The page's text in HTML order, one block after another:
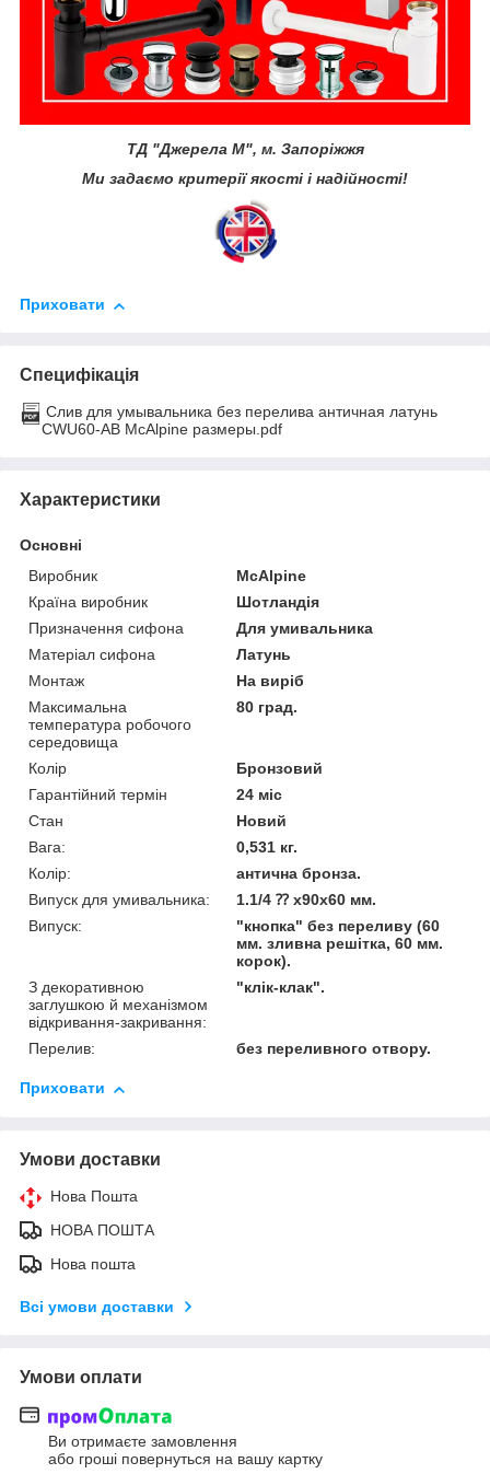
ТД "Джерела М", м. Запоріжжя
Ми задаємо критерії якості і надійності!
Приховати
Специфікація
Слив для умывальника без перелива античная латунь
CWU60-AB McAlpine размеры.pdf
Характеристики
Основні
Виробник
McAlpine
Країна виробник
Шотландія
Призначення сифона
Для умивальника
Матеріал сифона
Латунь
Монтаж
На виріб
Максимальна
температура робочого
середовища
80 град.
Колір
Бронзовий
Гарантійний термін
24 міс
Стан
Новий
Вага:
0,531 кг.
Колір:
антична бронза.
Випуск для умивальника:
1.1/4 ⁇ x90x60 мм.
Випуск:
"кнопка" без переливу (60
мм. зливна решітка, 60 мм.
корок).
З декоративною
заглушкою й механізмом
відкривання-закривання:
"клік-клак".
Перелив: без переливного отвору.
Приховати
Умови доставки
Нова Пошта
НОВА ПОШТА
Нова пошта
Всі умови доставки
Умови оплати
Ви отримаєте замовлення
або гроші повернуться на вашу картку